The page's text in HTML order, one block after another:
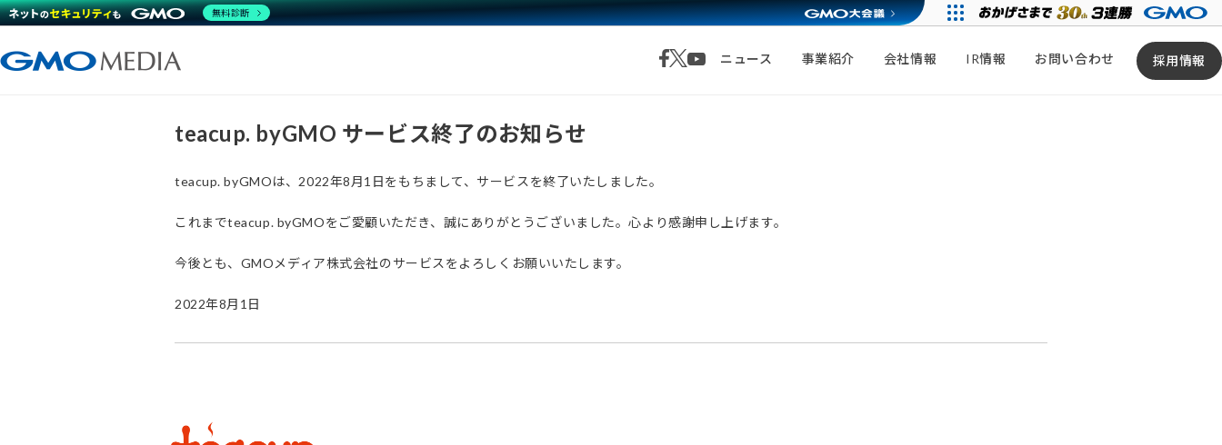
ニュース 事業紹介 会社情報 IR情報 お問い合わせ 採用情報
teacup. byGMO サービス終了のお知らせ
teacup. byGMOは、2022年8月1日をもちまして、サービスを終了いたしました。
これまでteacup. byGMOをご愛顧いただき、誠にありがとうございました。心より感謝申し上げます。
今後とも、GMOメディア株式会社のサービスをよろしくお願いいたします。
2022年8月1日
無料診断